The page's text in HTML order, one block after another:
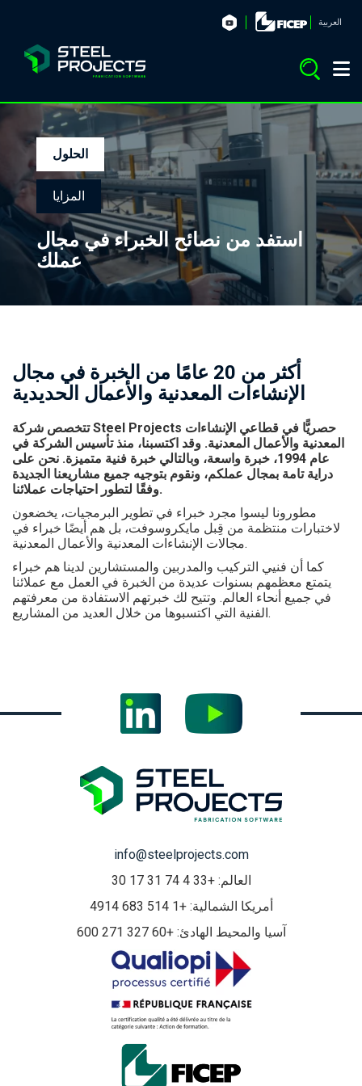
العربية
الحلول
المزايا
استفد من نصائح الخبراء في مجال
عملك
أكثر من 20 عامًا من الخبرة في مجال
الإنشاءات المعدنية والأعمال الحديدية
تتخصص شركة Steel Projects حصريًّا في قطاعي الإنشاءات
المعدنية والأعمال المعدنية. وقد اكتسبنا، منذ تأسيس الشركة في
عام 1994، خبرة واسعة، وبالتالي خبرة فنية متميزة. نحن على
دراية تامة بمجال عملكم، ونقوم بتوجيه جميع مشاريعنا الجديدة
وفقًا لتطور احتياجات عملائنا.
مطورونا ليسوا مجرد خبراء في تطوير البرمجيات، يخضعون
لاختبارات منتظمة من قِبل مايكروسوفت، بل هم أيضًا خبراء في
مجالات الإنشاءات المعدنية والأعمال المعدنية.
كما أن فنيي التركيب والمدربين والمستشارين لدينا هم خبراء
يتمتع معظمهم بسنوات عديدة من الخبرة في العمل مع عملائنا
في جميع أنحاء العالم. وتتيح لك خبرتهم الاستفادة من معرفتهم
الفنية التي اكتسبوها من خلال العديد من المشاريع.
info@steelprojects.com
العالم: +33 4 74 31 17 30
أمريكا الشمالية: +1 514 683 4914
آسيا والمحيط الهادئ: +60 327 271 600